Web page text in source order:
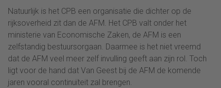
Natuurlijk is het CPB een organisatie die dichter op de
rijksoverheid zit dan de AFM. Het CPB valt onder het
ministerie van Economische Zaken, de AFM is een
zelfstandig bestuursorgaan. Daarmee is het niet vreemd
dat de AFM veel meer zelf invulling geeft aan zijn rol. Toch
ligt voor de hand dat Van Geest bij de AFM de komende
jaren vooral continuïteit zal brengen.